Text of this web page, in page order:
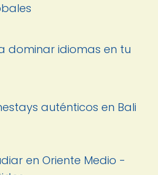
dominar idiomas en tu
auténticos en Bali
en Oriente Medio -